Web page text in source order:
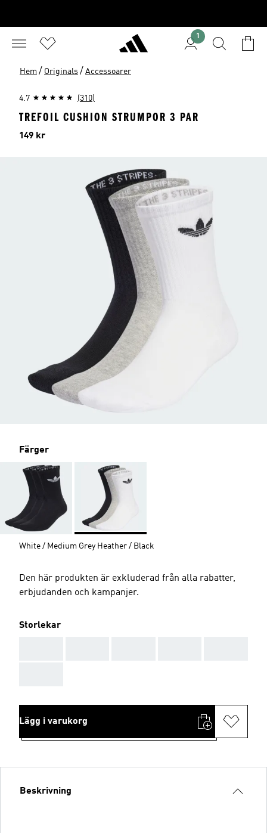
1
Hem / Originals / Accessoarer
4.7 (310)
TREFOIL CUSHION STRUMPOR 3 PAR
Pris
149 kr
Färger
White / Medium Grey Heather / Black
Den här produkten är exkluderad från alla rabatter,
erbjudanden och kampanjer.
Storlekar
Lägg i varukorg
Beskrivning